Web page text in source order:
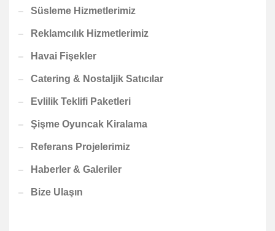
Süsleme Hizmetlerimiz
Reklamcılık Hizmetlerimiz
Havai Fişekler
Catering & Nostaljik Satıcılar
Evlilik Teklifi Paketleri
Şişme Oyuncak Kiralama
Referans Projelerimiz
Haberler & Galeriler
Bize Ulaşın